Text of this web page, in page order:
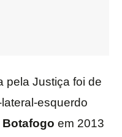
pela Justiça foi de
esquerdo
Botafogo em 2013